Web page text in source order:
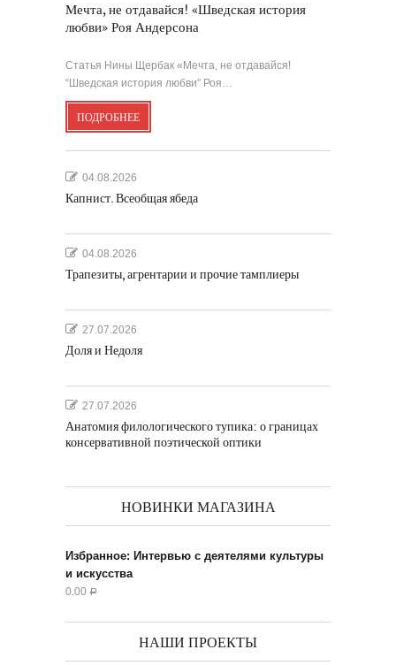
Мечта, не отдавайся! «Шведская история
любви» Роя Андерсона
Статья Нины Щербак «Мечта, не отдавайся!
“Шведская история любви” Роя…
ПОДРОБНЕЕ
04.08.2026
Капнист. Всеобщая ябеда
04.08.2026
Трапезиты, агрентарии и прочие тамплиеры
27.07.2026
Доля и Недоля
27.07.2026
Анатомия филологического тупика: о границах
консервативной поэтической оптики
НОВИНКИ МАГАЗИНА
Избранное: Интервью с деятелями культуры
и искусства
0.00 Р
НАШИ ПРОЕКТЫ